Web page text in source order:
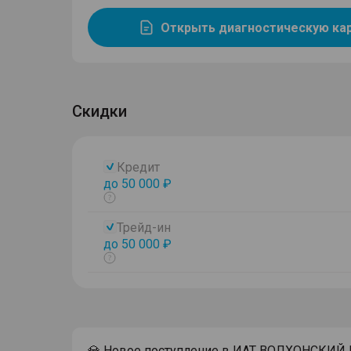
Открыть диагностическую
Скидки
Кредит
до 50 000 ₽
Показать
Трейд-ин
до 50 000 ₽
Показать